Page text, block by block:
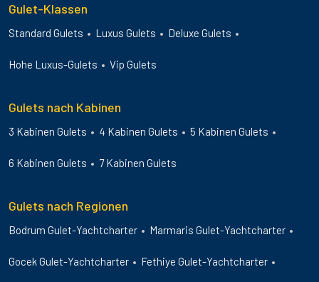
Gulet-Klassen
Standard Gulets Luxus Gulets Deluxe Gulets
Hohe Luxus-Gulets Vip Gulets
Gulets nach Kabinen
3 Kabinen Gulets 4 Kabinen Gulets 5 Kabinen Gulets
6 Kabinen Gulets 7 Kabinen Gulets
Gulets nach Regionen
Bodrum Gulet-Yachtcharter Marmaris Gulet-Yachtcharter
Gocek Gulet-Yachtcharter Fethiye Gulet-Yachtcharter